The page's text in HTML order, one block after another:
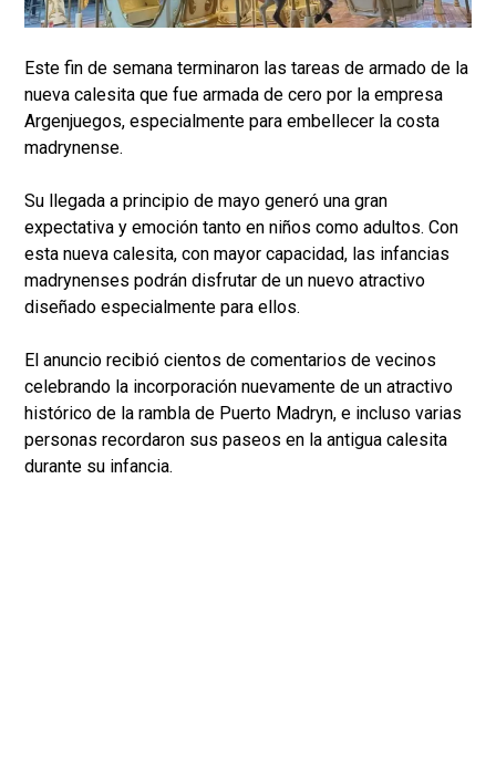
Este fin de semana terminaron las tareas de armado de la
nueva calesita que fue armada de cero por la empresa
Argenjuegos, especialmente para embellecer la costa
madrynense.
Su llegada a principio de mayo generó una gran
expectativa y emoción tanto en niños como adultos. Con
esta nueva calesita, con mayor capacidad, las infancias
madrynenses podrán disfrutar de un nuevo atractivo
diseñado especialmente para ellos.
El anuncio recibió cientos de comentarios de vecinos
celebrando la incorporación nuevamente de un atractivo
histórico de la rambla de Puerto Madryn, e incluso varias
personas recordaron sus paseos en la antigua calesita
durante su infancia.